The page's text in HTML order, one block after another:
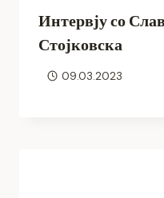
Интервју со
Стојковска
09.03.2023